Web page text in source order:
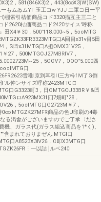
，581(846X3)2，443(8∞X3)W(SW)
もムゐムYT-玉工コw-YJJ-二軍コ日ー平
棚索引桔価商品コド3320描互主三二と
ド2620桔価商品コド2420サイス'呼称
田X4￥30，500'118.000~5，5ooMTG
口A回目x31v目5田
，S凹x31MTG口A担OMX31V25，
27，500MTGOJ27MBRIV7，
，5OOV7，OOO"5.000四
口
雪唯l京到耳引II三方枠1M了G倒
l'ル仲ンサイズ呼称2423MTGロ
口G3323町3，日OMTGOJ33BR￥&凹
ロA923MX31四7畑町'28，
，5ooIMTG口G2723M￥7，
0∞IMTGZK27MFR商品の色U印刷の4毒
る渇舎がございますのでご了承〈ださ
機、ガラス代(ガラス組込商品を1*く)、
含まれておりまぜん.MTGI口
口A8523X3IV26，O叩X3MTG口
一以詰￨ルベ240